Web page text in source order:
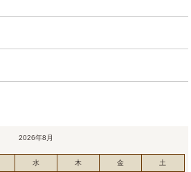
2026年8月
水 木 金 土